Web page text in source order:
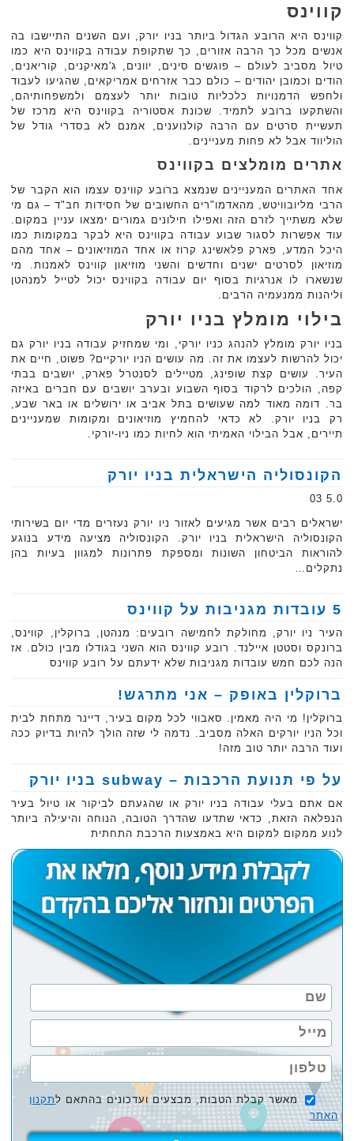
קווינס
קווינס היא הרובע הגדול ביותר בניו יורק, ועם השנים התיישבו בה
אנשים מכל כך הרבה אזורים, כך שתקופת עבודה בקווינס היא כמו
טיול מסביב לעולם – פוגשים סינים, יוונים, ג'מאיקנים, קוריאנים,
הודים וכמובן יהודים – כולם כבר אזרחים אמריקאים, שהגיעו לעבוד
ולחפש הדמנויות כלכליות טובות יותר לעצמם ולמשפחותיהם,
והשתקעו ברובע לתמיד. שכונת אסטוריה בקווינס היא מרכז של
תעשיית סרטים עם הרבה קולנוענים, אמנם לא בסדרי גודל של
הוליווד אבל לא פחות מעניינים.
אתרים מומלצים בקווינס
אחד האתרים המעניינים שנמצא ברובע קווינס עצמו הוא הקבר של
הרבי מליובוויטש, מהאדמו"רים החשובים של חסידות חב"ד – גם מי
שלא משתייך לזרם הזה ואפילו חילונים גמורים ימצאו עניין במקום.
עוד אפשרות לסגור שבוע עבודה בקווינס היא לבקר במקומות כמו
היכל המדע, פארק פלאשינג קרוז או אחד המוזיאונים – אחד מהם
מוזיאון לסרטים ישנים וחדשים והשני מוזיאון קווינס לאמנות. מי
שנשארו לו אנרגיות בסוף יום עבודה בקווינס יכול לטייל למנהטן
וליהנות ממנעמיה הרבים.
בילוי מומלץ בניו יורק
בניו יורק מומלץ להנהג כניו יורקי, ומי שמחזיק עבודה בניו יורק גם
יכול להרשות לעצמו את זה. מה עושים הניו יורקיים? פשוט, חיים את
העיר. עושים קצת שופינג, מטיילים לסנטרל פארק, יושבים בבתי
קפה, הולכים לרקוד בסוף השבוע ובערב יושבים עם חברים באיזה
בר. דומה מאוד למה שעושים בתל אביב או ירושלים או באר שבע,
רק בניו יורק. לא כדאי להחמיץ מוזיאונים ומקומות שמעניינים
תיירים, אבל הבילוי האמיתי הוא לחיות כמו ניו-יורקי.
הקונסוליה הישראלית בניו יורק
5.0 03
ישראלים רבים אשר מגיעים לאזור ניו יורק נעזרים מדי יום בשירותי
הקונסוליה הישראלית בניו יורק. הקונסוליה מציעה מידע בנוגע
להוראות הביטחון השונות ומספקת פתרונות למגוון בעיות בהן
נתקלים…
5 עובדות מגניבות על קווינס
העיר ניו יורק, מחולקת לחמישה רובעים: מנהטן, ברוקלין, קווינס,
ברונקס וסטטן איילנד. רובע קווינס הוא השני בגודלו מבין כולם. אז
הנה לכם חמש עובדות מגניבות שלא ידעתם על רובע קווינס
ברוקלין באופק – אני מתרגש!
ברוקלין! מי היה מאמין. סאבווי לכל מקום בעיר, דיינר מתחת לבית
וכל הניו יורקים האלה מסביב. נדמה לי שזה הולך להיות בדיוק ככה
ועוד הרבה יותר טוב מזה!
על פי תנועת הרכבות – subway בניו יורק
אם אתם בעלי עבודה בניו יורק או שהגעתם לביקור או טיול בעיר
הנפלאה הזאת, כדאי שתדעו שהדרך הטובה, הנוחה והיעילה ביותר
לנוע ממקום למקום היא באמצעות הרכבת התחתית
מאשר קבלת הטבות, מבצעים ועדכונים בהתאם לתקנון
האתר